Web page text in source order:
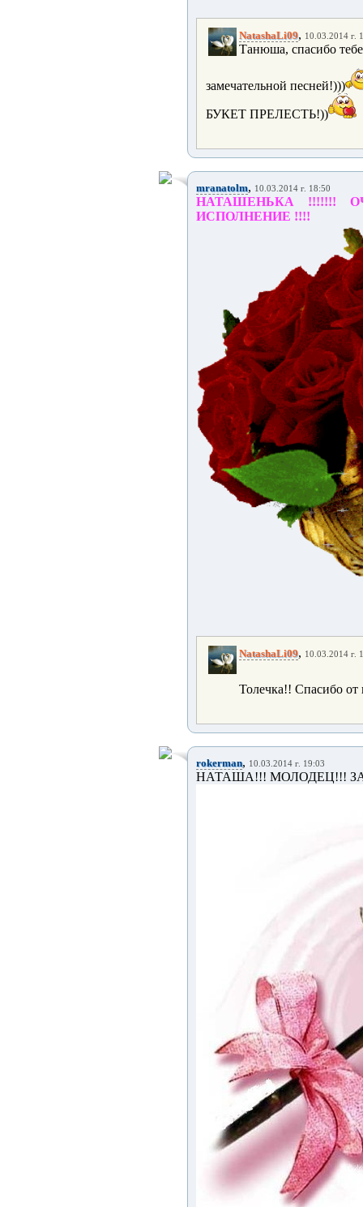
NatashaLi09, 10.03.2014 г.
Танюша, спасибо
замечательной песней!)))
БУКЕТ ПРЕЛЕСТЬ!))
mranatolm, 10.03.2014 г. 18:50
НАТАШЕНЬКА !!!!!!!
ИСПОЛНЕНИЕ !!!!
NatashaLi09, 10.03.2014 г.
Толечка!! Спасибо от
rokerman, 10.03.2014 г. 19:03
НАТАША!!! МОЛОДЕЦ!!!